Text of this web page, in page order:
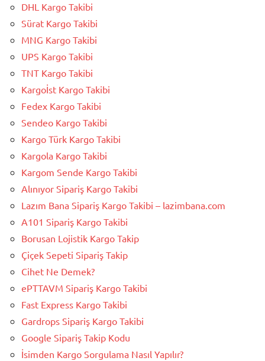
DHL Kargo Takibi
Sürat Kargo Takibi
MNG Kargo Takibi
UPS Kargo Takibi
TNT Kargo Takibi
Kargoİst Kargo Takibi
Fedex Kargo Takibi
Sendeo Kargo Takibi
Kargo Türk Kargo Takibi
Kargola Kargo Takibi
Kargom Sende Kargo Takibi
Alınıyor Sipariş Kargo Takibi
Lazım Bana Sipariş Kargo Takibi – lazimbana.com
A101 Sipariş Kargo Takibi
Borusan Lojistik Kargo Takip
Çiçek Sepeti Sipariş Takip
Cihet Ne Demek?
ePTTAVM Sipariş Kargo Takibi
Fast Express Kargo Takibi
Gardrops Sipariş Kargo Takibi
Google Sipariş Takip Kodu
İsimden Kargo Sorgulama Nasıl Yapılır?